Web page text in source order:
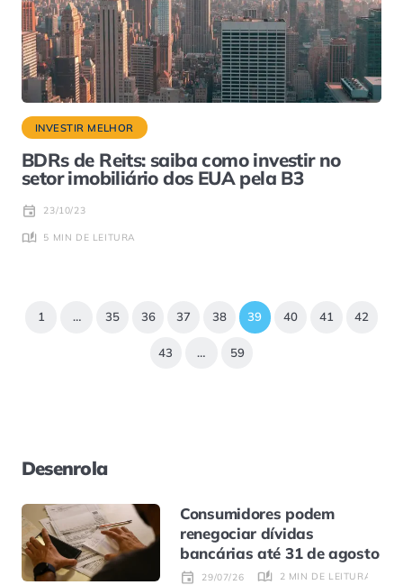
INVESTIR MELHOR
BDRs de Reits: saiba como investir no
setor imobiliário dos EUA pela B3
23/10/23
5 MIN DE LEITURA
1 … 35 36 37 38 39 40 41 42
43 … 59
Desenrola
Consumidores podem
renegociar dívidas
bancárias até 31 de agosto
29/07/26 2 MIN DE LEITURA